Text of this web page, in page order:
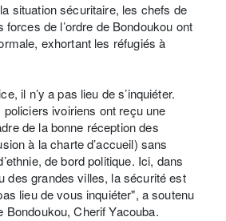
situation sécuritaire, les chefs de
de l’ordre de Bondoukou ont
exhortant les réfugiés à
il n’y a pas lieu de s’inquiéter.
policiers ivoiriens ont reçu une
de la bonne réception des
à la charte d’accueil) sans
de bord politique. Ici, dans
des grandes villes, la sécurité est
lieu de vous inquiéter", a soutenu
Bondoukou, Cherif Yacouba.